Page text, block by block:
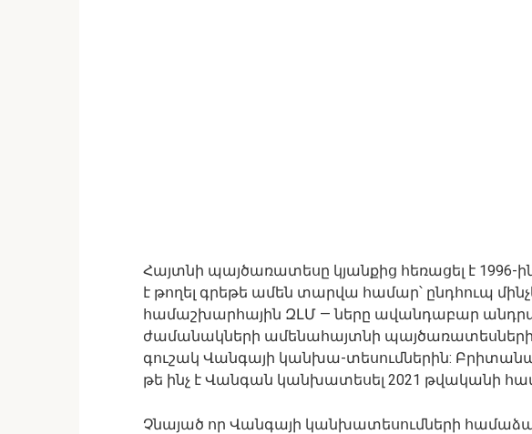
Հայտնի պայծառատեսը կյանքից հեռացել է 1996-
է թողել գրեթե ամեն տարվա համար՝ ընդհուպ
համաշխարհային ԶԼՄ — ները ավանդաբար
ժամանակների ամենահայտնի պայծառատեսներից
գուշակ Վանգայի կանխա-տեսումներին:
թե ինչ է Վանգան կանխատեսել 2021 թվականի
Չնայած որ Վանգայի կանխատեսումների